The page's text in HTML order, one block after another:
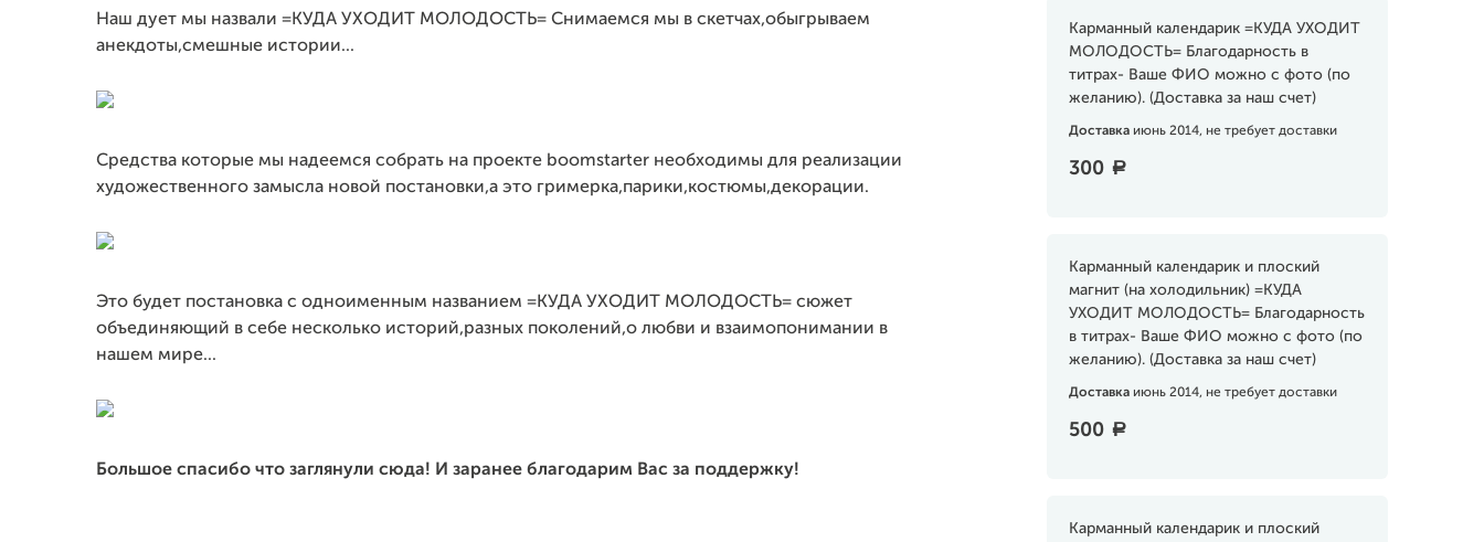
Карманный календарик =КУДА УХОДИТ
МОЛОДОСТЬ= Благодарность в
титрах- Ваше ФИО можно с фото (по
желанию). (Доставка за наш счет)
Доставка июнь 2014, не требует доставки
300 a
Карманный календарик и плоский
магнит (на холодильник) =КУДА
УХОДИТ МОЛОДОСТЬ= Благодарность
в титрах- Ваше ФИО можно с фото (по
желанию). (Доставка за наш счет)
Доставка июнь 2014, не требует доставки
500 a
Карманный календарик и плоский
Наш дует мы назвали =КУДА УХОДИТ МОЛОДОСТЬ= Снимаемся мы в скетчах,обыгрываем
анекдоты,смешные истории...
Средства которые мы надеемся собрать на проекте boomstarter необходимы для реализации
художественного замысла новой постановки,а это гримерка,парики,костюмы,декорации.
Это будет постановка с одноименным названием =КУДА УХОДИТ МОЛОДОСТЬ= сюжет
объединяющий в себе несколько историй,разных поколений,о любви и взаимопонимании в
нашем мире...
Большое спасибо что заглянули сюда! И заранее благодарим Вас за поддержку!